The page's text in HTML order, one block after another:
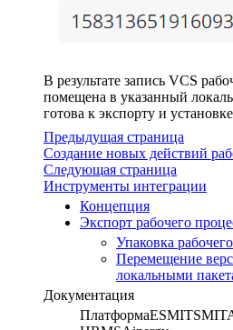
В результате запись VCS
помещена в указанный
готова к экспорту и
Предыдущая страница
Создание новых действий
Следующая страница
Инструменты интеграции
Концепция
Экспорт рабочего
Упаковка
Перемещение
локальными
Документация
ПлатформаESMITSM